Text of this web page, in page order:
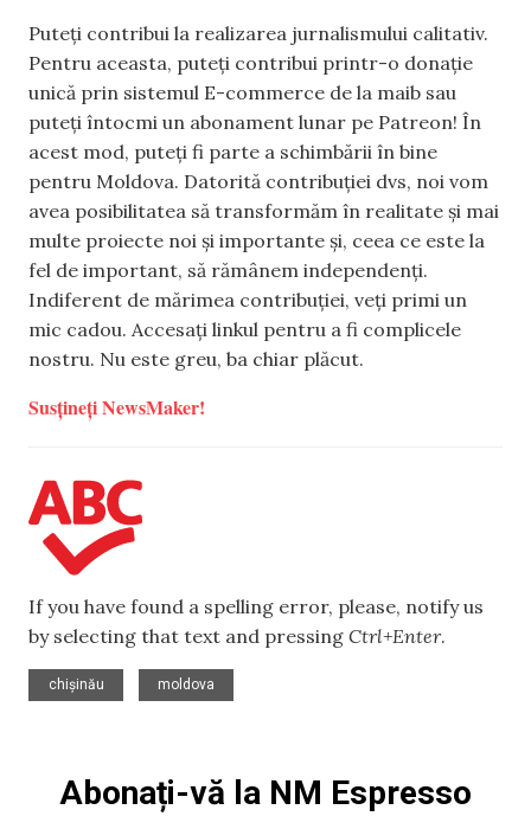
Puteți contribui la realizarea jurnalismului calitativ.
Pentru aceasta, puteți contribui printr-o donație
unică prin sistemul E-commerce de la maib sau
puteți întocmi un abonament lunar pe Patreon! În
acest mod, puteți fi parte a schimbării în bine
pentru Moldova. Datorită contribuției dvs, noi vom
avea posibilitatea să transformăm în realitate și mai
multe proiecte noi și importante și, ceea ce este la
fel de important, să rămânem independenți.
Indiferent de mărimea contribuției, veți primi un
mic cadou. Accesați linkul pentru a fi complicele
nostru. Nu este greu, ba chiar plăcut.
Susțineți NewsMaker!
If you have found a spelling error, please, notify us
by selecting that text and pressing Ctrl+Enter.
chișinău
moldova
Abonați-vă la NM Espresso